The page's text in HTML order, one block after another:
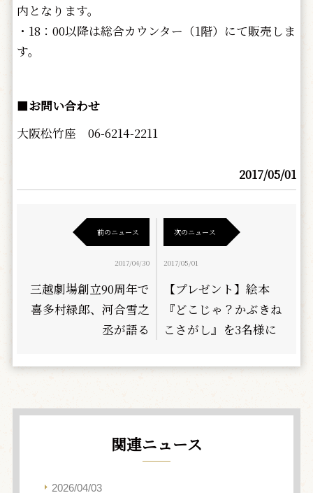
内となります。
・18：00以降は総合カウンター（1階）にて販売しま
す。
■お問い合わせ
大阪松竹座 06-6214-2211
2017/05/01
前のニュース
2017/04/30
三越劇場創立90周年で
喜多村緑郎、河合雪之
丞が語る
次のニュース
2017/05/01
【プレゼント】絵本
『どこじゃ？かぶきね
こさがし』を3名様に
関連ニュース
2026/04/03